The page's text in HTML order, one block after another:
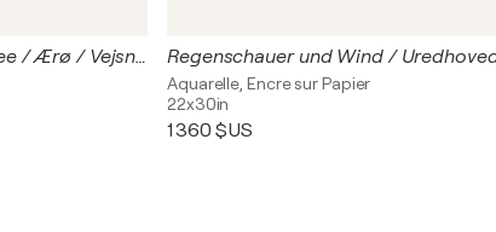
Nach dem Regen / Ostsee / Ærø / Vejsnæs
Aquarelle, Encre sur Papier
22x30in
1 360 $US